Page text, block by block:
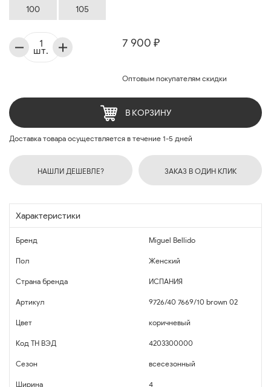
100
105
7 900 ₽
Оптовым покупателям скидки
шт.
В КОРЗИНУ
Доставка товара осуществляется в течение 1-5 дней
НАШЛИ ДЕШЕВЛЕ? ЗАКАЗ В ОДИН КЛИК
Характеристики
Бренд Miguel Bellido
Пол Женский
Страна бренда ИСПАНИЯ
Артикул 9726/40 7669/10 brown 02
Цвет коричневый
Код ТН ВЭД 4203300000
Сезон всесезонный
Ширина 4